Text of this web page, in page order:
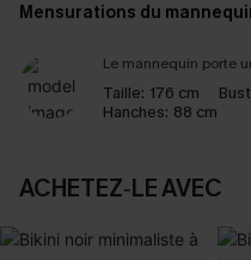
Mensurations du
Le mannequin porte
Taille: 176 cm
Hanches: 88 cm
ACHETEZ‑LE AVEC